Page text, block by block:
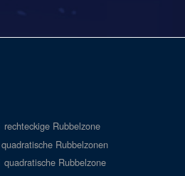
rechteckige Rubbelzone
Rubbelzonen
quadratische Rubbelzone